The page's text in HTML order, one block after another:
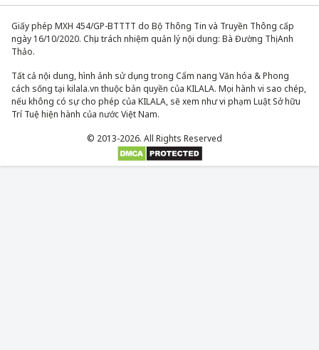
Giấy phép MXH 454/GP-BTTTT do Bộ Thông Tin và Truyền Thông cấp
ngày 16/10/2020. Chịu trách nhiệm quản lý nội dung: Bà Đường Thị Anh
Thảo.
Tất cả nội dung, hình ảnh sử dụng trong Cẩm nang Văn hóa & Phong
cách sống tại kilala.vn thuộc bản quyền của KILALA. Mọi hành vi sao chép,
nếu không có sự cho phép của KILALA, sẽ xem như vi phạm Luật Sở hữu
Trí Tuệ hiện hành của nước Việt Nam.
© 2013-2026. All Rights Reserved